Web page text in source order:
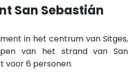
San Sebastián
in het centrum van Sitges,
van het strand van San
voor 6 personen.